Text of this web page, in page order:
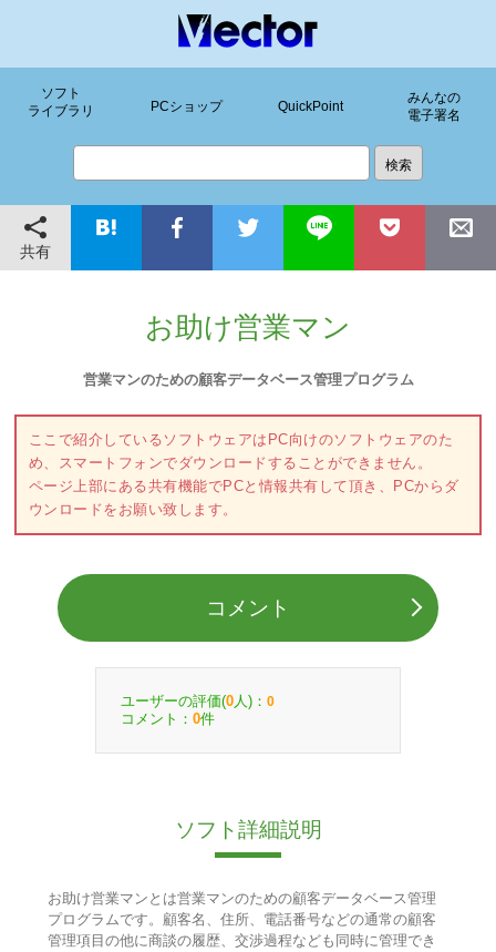
ソフト
ライブラリ
PCショップ QuickPoint
みんなの
電子署名
共有
お助け営業マン
営業マンのための顧客データベース管理プログラム
ここで紹介しているソフトウェアはPC向けのソフトウェアのた
め、スマートフォンでダウンロードすることができません。
ページ上部にある共有機能でPCと情報共有して頂き、PCからダ
ウンロードをお願い致します。
コメント
ユーザーの評価(0 人)： 0
コメント： 0件
ソフト詳細説明
お助け営業マンとは営業マンのための顧客データベース管理
プログラムです。顧客名、住所、電話番号などの通常の顧客
管理項目の他に商談の履歴、交渉過程なども同時に管理でき